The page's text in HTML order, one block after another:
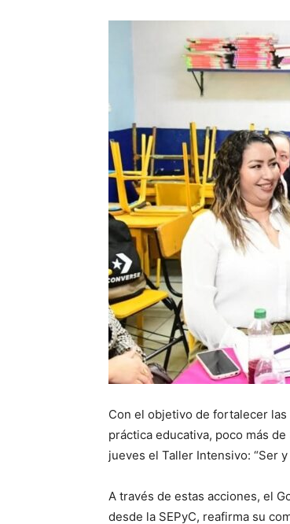
Con el objetivo de fortalecer
práctica educativa, poco más
jueves el Taller Intensivo: “Ser
A través de estas acciones, el
desde la SEPyC, reafirma su